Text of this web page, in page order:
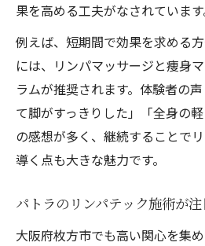
果を高める工夫がなされています
例えば、短期間で効果を求める
には、リンパマッサージと痩身
ラムが推奨されます。体験者の
て脚がすっきりした」「全身の
の感想が多く、継続することで
導く点も大きな魅力です。
パトラのリンパテック施術が
大阪府枚方市でも高い関心を集